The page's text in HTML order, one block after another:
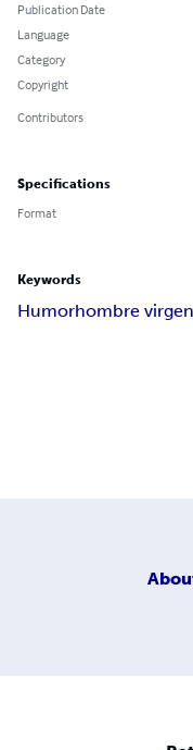
Publication Date
Language
Category
Copyright
Contributors
Specifications
Format
Keywords
Humorhombre virgen